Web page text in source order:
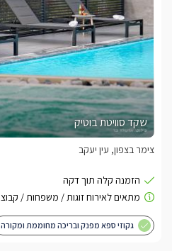
שקד סוויטת בוטיק
צימר בצפון, עין יעקב
גקוזי ספא מפנק ובריכה מחוממת ומקורה